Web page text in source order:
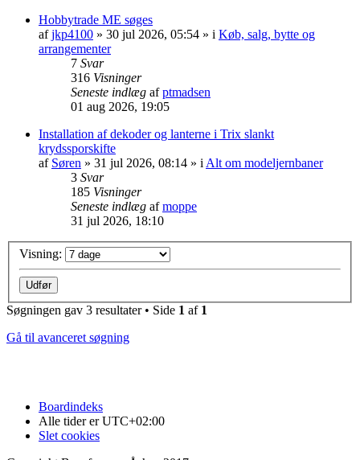
Hobbytrade ME søges
afjkp4100 » 30 jul 2026, 05:54 » i Køb, salg, bytte og
arrangementer
7 Svar
316 Visninger
Seneste indlæg afptmadsen
01 aug 2026, 19:05
Installation af dekoder og lanterne i Trix slankt
krydssporskifte
af Søren » 31 jul 2026, 08:14 » i Alt om modeljernbaner
3 Svar
185 Visninger
Seneste indlæg afmoppe
31 jul 2026, 18:10
Visning:
Søgningen gav 3 resultater • Side 1 af 1
Gå til avanceret søgning
Boardindeks
Alle tider erUTC+02:00
Slet cookies